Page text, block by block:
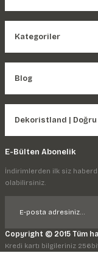
Kategoriler
Blog
Dekoristland |
E-Bülten Abonelik
İndirimlerden ilk siz
olabilirsiniz.
Copyright © 2015 Tüm
Kredi kartı bilgileriniz